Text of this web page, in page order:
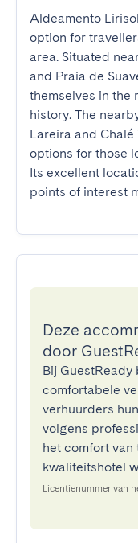
Aldeamento
option for
area. Situated
and Praia de
themselves in the
history. The
Lareira and
options for those
Its excellent
points of interest
Deze
door
Bij
comfortabele
verhuurders
volgens
het comfort van
kwaliteitshotel
Licentienummer van